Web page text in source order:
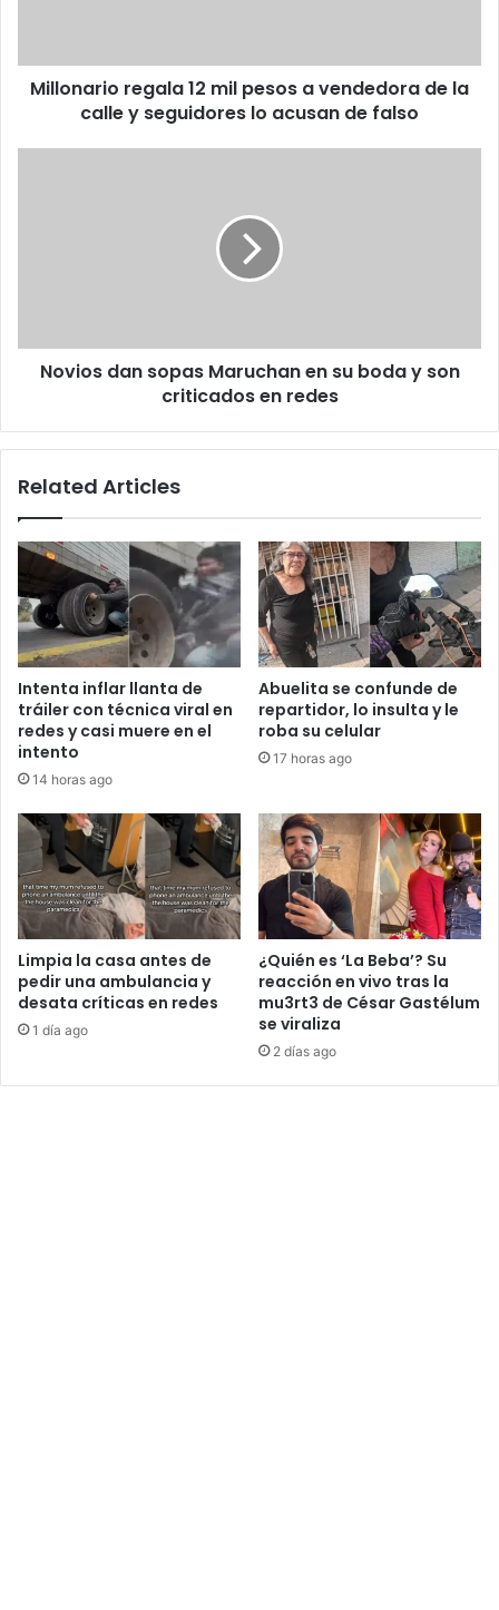
la
calle
Millonario regala 12 mil pesos a vendedora de la
calle y seguidores lo acusan de falso
son
criticados
Novios dan sopas Maruchan en su boda y son
criticados en redes
Related Articles
Intenta inflar llanta de
tráiler con técnica viral en
redes y casi muere en el
intento
14 horas ago
Abuelita se confunde de
repartidor, lo insulta y le
roba su celular
17 horas ago
Limpia la casa antes de
pedir una ambulancia y
desata críticas en redes
1 día ago
¿Quién es ‘La Beba’? Su
reacción en vivo tras la
mu3rt3 de César Gastélum
se viraliza
2 días ago